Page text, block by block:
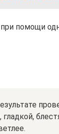
помощи
гладкой,